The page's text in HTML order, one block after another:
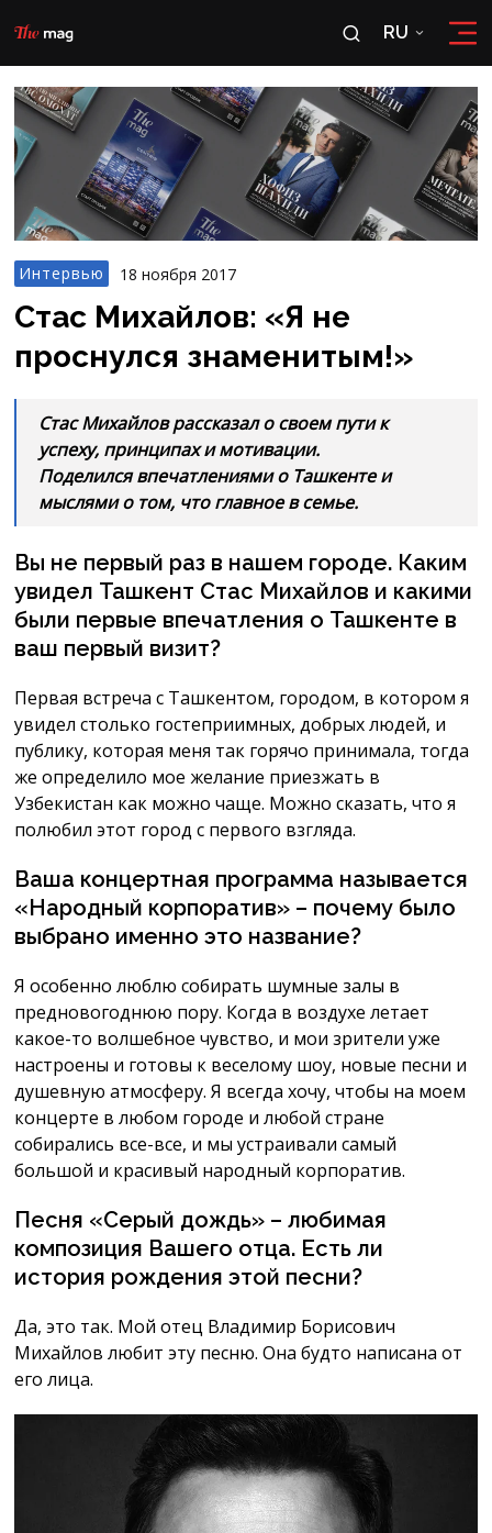
RU
RU
OʻZ
Интервью 18 ноября 2017
Стас Михайлов: «Я не
проснулся знаменитым!»
Стас Михайлов рассказал о своем пути к
успеху, принципах и мотивации.
Поделился впечатлениями о Ташкенте и
мыслями о том, что главное в семье.
Вы не первый раз в нашем городе. Каким
увидел Ташкент Стас Михайлов и какими
были первые впечатления о Ташкенте в
ваш первый визит?
Первая встреча с Ташкентом, городом, в котором я
увидел столько гостеприимных, добрых людей, и
публику, которая меня так горячо принимала, тогда
же определило мое желание приезжать в
Узбекистан как можно чаще. Можно сказать, что я
полюбил этот город с первого взгляда.
Ваша концертная программа называется
«Народный корпоратив» – почему было
выбрано именно это название?
Я особенно люблю собирать шумные залы в
предновогоднюю пору. Когда в воздухе летает
какое-то волшебное чувство, и мои зрители уже
настроены и готовы к веселому шоу, новые песни и
душевную атмосферу. Я всегда хочу, чтобы на моем
концерте в любом городе и любой стране
собирались все-все, и мы устраивали самый
большой и красивый народный корпоратив.
Песня «Серый дождь» – любимая
композиция Вашего отца. Есть ли
история рождения этой песни?
Да, это так. Мой отец Владимир Борисович
Михайлов любит эту песню. Она будто написана от
его лица.